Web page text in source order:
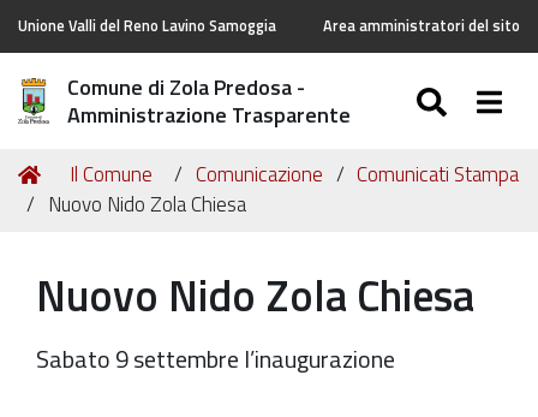
Unione Valli del Reno Lavino Samoggia Area amministratori del sito
Comune di Zola Predosa -
Amministrazione Trasparente
Tu
sei
Home
Il Comune Comunicazione
Comunicati Stampa
Nuovo Nido Zola Chiesa
Nuovo Nido Zola Chiesa
Sabato 9 settembre l’inaugurazione